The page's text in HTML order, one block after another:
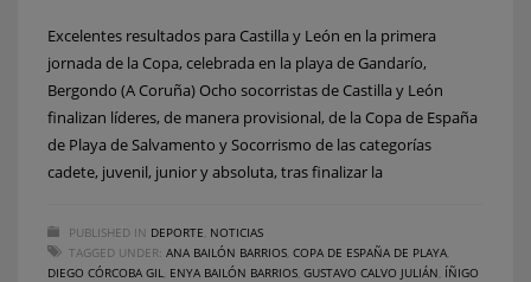
Excelentes resultados para Castilla y León en la primera
jornada de la Copa, celebrada en la playa de Gandarío,
Bergondo (A Coruña) Ocho socorristas de Castilla y León
finalizan líderes, de manera provisional, de la Copa de España
de Playa de Salvamento y Socorrismo de las categorías
cadete, juvenil, junior y absoluta, tras finalizar la
PUBLISHED IN DEPORTE NOTICIAS
TAGGED UNDER: ANA BAILÓN BARRIOS COPA DE ESPAÑA DE PLAYA
DIEGO CÓRCOBA GIL
ENYA BAILÓN BARRIOS GUSTAVO CALVO JULIÁN ÍÑIGO